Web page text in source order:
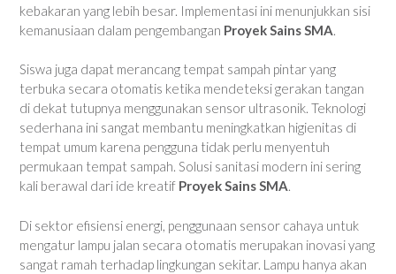
kebakaran yang lebih besar. Implementasi ini menunjukkan sisi
kemanusiaan dalam pengembangan Proyek Sains SMA.
Siswa juga dapat merancang tempat sampah pintar yang
terbuka secara otomatis ketika mendeteksi gerakan tangan
di dekat tutupnya menggunakan sensor ultrasonik. Teknologi
sederhana ini sangat membantu meningkatkan higienitas di
tempat umum karena pengguna tidak perlu menyentuh
permukaan tempat sampah. Solusi sanitasi modern ini sering
kali berawal dari ide kreatif Proyek Sains SMA.
Di sektor efisiensi energi, penggunaan sensor cahaya untuk
mengatur lampu jalan secara otomatis merupakan inovasi yang
sangat ramah terhadap lingkungan sekitar. Lampu hanya akan